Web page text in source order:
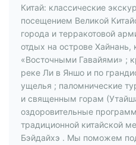
Китай: классические
посещением Великой
города и терракотовой
отдых на острове Хайнань,
«Восточными Гавайями» ;
реке Ли в Яншо и по
ущелья ; паломнические
и священным горам
оздоровительные
традиционной китайской
Бэйдайхэ . Мы поможем